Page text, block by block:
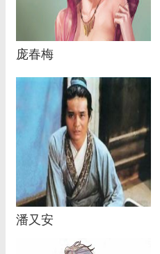
庞春梅
潘又安